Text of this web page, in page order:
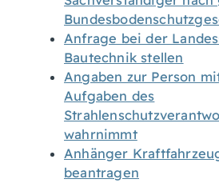
Anfrage bei der
Bautechnik stellen
Angaben zur Person
Aufgaben des
wahrnimmt
Anhänger
beantragen